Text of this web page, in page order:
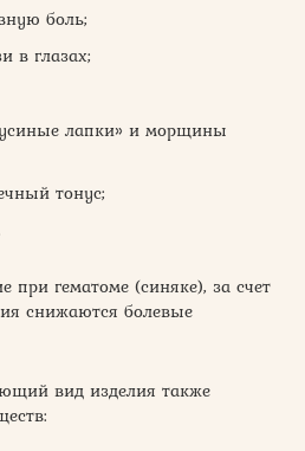
боль;
в глазах;
лапки» и морщины
тонус;
при гематоме (синяке), за счет
снижаются болевые
вид изделия также